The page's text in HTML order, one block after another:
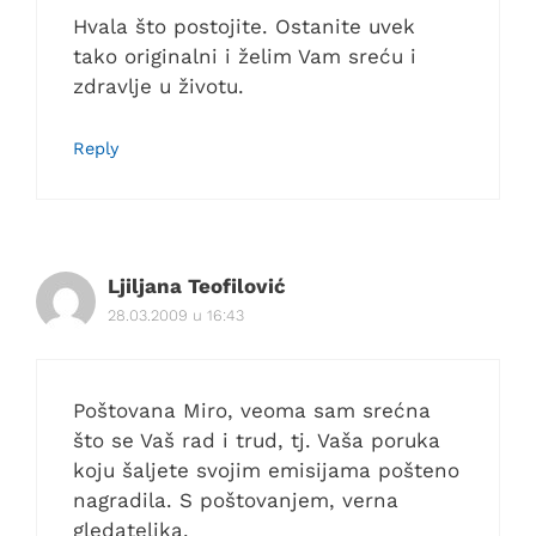
Hvala što postojite. Ostanite uvek
tako originalni i želim Vam sreću i
zdravlje u životu.
Reply
Ljiljana Teofilović
28.03.2009 u 16:43
Poštovana Miro, veoma sam srećna
što se Vaš rad i trud, tj. Vaša poruka
koju šaljete svojim emisijama pošteno
nagradila. S poštovanjem, verna
gledateljka.